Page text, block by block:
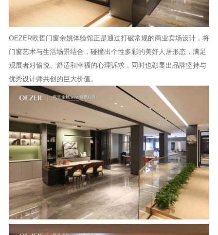
OEZER欧哲门窗余姚体验馆正是通过打破常规的商业卖场设计，将
门窗艺术与生活场景结合，碰撞出个性多彩的美好人居形态，满足
观展者对愉悦、舒适和幸福的心理诉求，同时也彰显出品牌坚持与
优秀设计师共创的巨大价值。